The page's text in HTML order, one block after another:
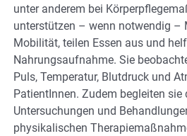
unter anderem bei
unterstützen – wenn notwendig –
Mobilität, teilen Essen aus und
Nahrungsaufnahme. Sie
Puls, Temperatur, Blutdruck und
PatientInnen. Zudem begleiten sie
Untersuchungen und
physikalischen